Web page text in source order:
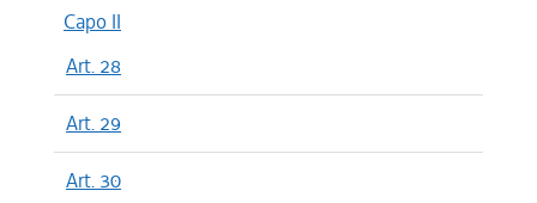
Capo II
Art. 28
Art. 29
Art. 30